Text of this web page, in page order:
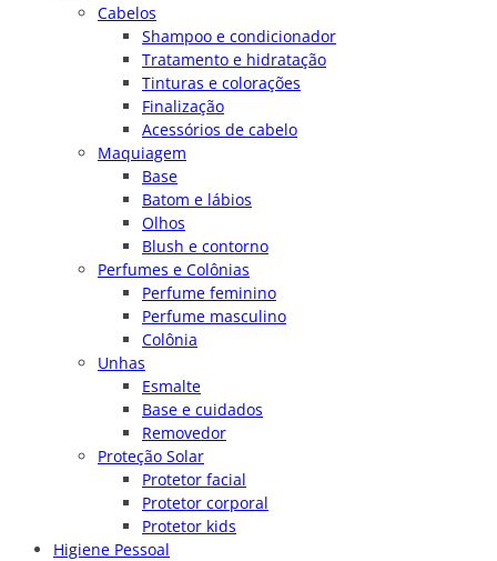
Cabelos
Shampoo e condicionador
Tratamento e hidratação
Tinturas e colorações
Finalização
Acessórios de cabelo
Maquiagem
Base
Batom e lábios
Olhos
Blush e contorno
Perfumes e Colônias
Perfume feminino
Perfume masculino
Colônia
Unhas
Esmalte
Base e cuidados
Removedor
Proteção Solar
Protetor facial
Protetor corporal
Protetor kids
Higiene Pessoal